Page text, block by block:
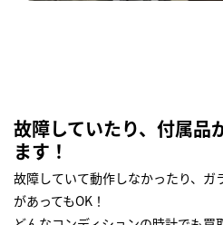
故障していたり、付属品
ます！
故障していて動作しなかったり、ガ
があってもOK！